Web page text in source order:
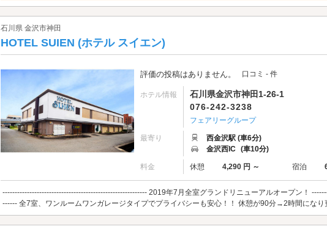
石川県 金沢市神田
HOTEL SUIEN (ホテル スイエン)
評価の投稿はありません。 口コミ - 件
ホテル情報
石川県金沢市神田1-26-1
076-242-3238
フェアリーグループ
最寄り
西金沢駅 (車6分)
金沢西IC (車10分)
料金 休憩 4,290 円 ～ 宿泊
----------------------------------------------------------- 2019年7月全室グランドリニューアルオープン！
------ 全7室、ワンルームワンガレージタイプでプライバシーも安心！！ 休憩が90分→2時間になり